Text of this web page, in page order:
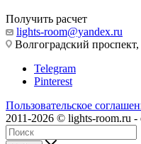
Получить расчет
lights-room@yandex.ru
Волгоградский
Telegram
Pinterest
Пользовательское
2011-2026 © lights-room.ru -